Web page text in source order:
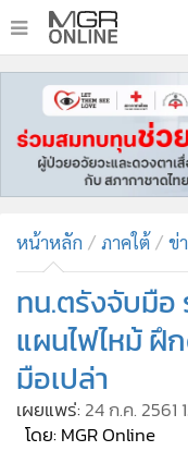
หน้าหลัก
ทันเหตุการณ์
• ภาคใต้
• บันเทิง
ผู้จัดการรายวัน
• คอลัมนิสต์
• ละคร
• CbizReview
• Cyber BIZ
หน้าหลัก ภาคใต้ ข่
ทน.ตรังจับมือ
แผนไฟไหม้ ฝึ
มือเปล่า
เผยแพร่: 24 ก.ค. 2561
โดย: MGR Online